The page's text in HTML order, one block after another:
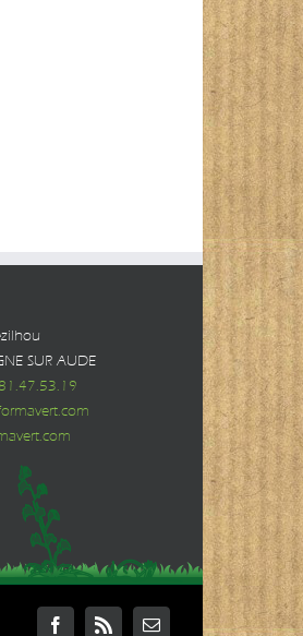
SUR AUDE
Facebook
Rss Email